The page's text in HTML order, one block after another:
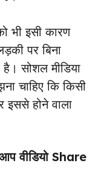
भी इसी कारण
पर बिना
सोशल मीडिया
चाहिए कि किसी
इससे होने वाला
वीडियो Share